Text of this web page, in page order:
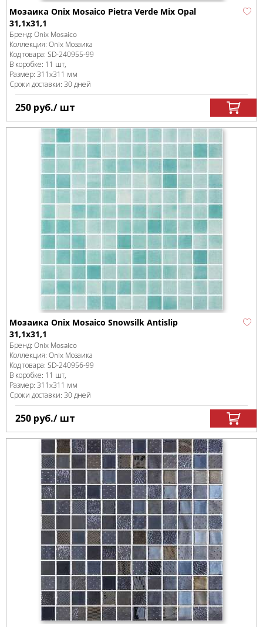
Мозаика Onix Mosaico Pietra Verde Mix Opal
31,1x31,1
Бренд: Onix Mosaico
Коллекция: Onix Мозаика
Код товара: SD-240955-99
В коробке: 11 шт,
Размер: 311x311 мм
Сроки доставки: 30 дней
250 руб./ шт
Мозаика Onix Mosaico Snowsilk Antislip
31,1x31,1
Бренд: Onix Mosaico
Коллекция: Onix Мозаика
Код товара: SD-240956-99
В коробке: 11 шт,
Размер: 311x311 мм
Сроки доставки: 30 дней
250 руб./ шт